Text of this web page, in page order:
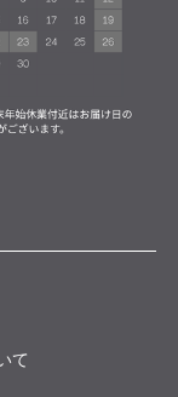
て